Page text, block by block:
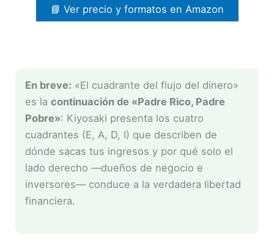
📘 Ver precio y formatos en Amazon
En breve: «El cuadrante del flujo del dinero»
es lacontinuación de «Padre Rico, Padre
Pobre»: Kiyosaki presenta los cuatro
cuadrantes (E, A, D, I) que describen de
dónde sacas tus ingresos y por qué solo el
lado derecho —dueños de negocio e
inversores— conduce a la verdadera libertad
financiera.